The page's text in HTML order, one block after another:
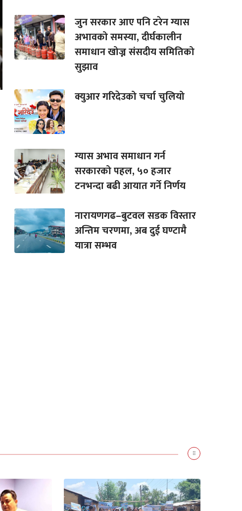
जुन सरकार आए पनि टरेन ग्यास
अभावको समस्या, दीर्घकालीन
समाधान खोज्न संसदीय समितिको
सुझाव
क्युआर गरिदेउको चर्चा चुलियो
ग्यास अभाव समाधान गर्न
सरकारको पहल, ५० हजार
टनभन्दा बढी आयात गर्ने निर्णय
नारायणगढ–बुटवल सडक विस्तार
अन्तिम चरणमा, अब दुई घण्टामै
यात्रा सम्भव